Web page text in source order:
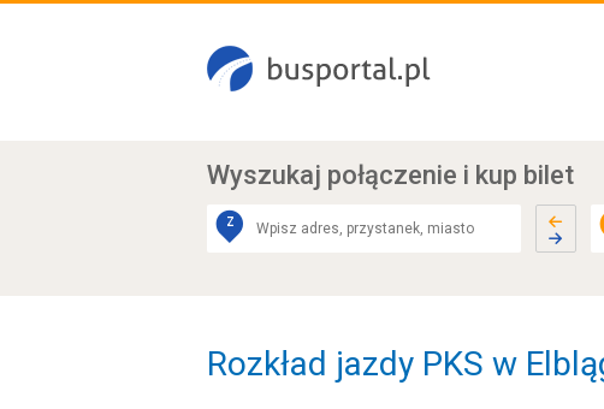
Wyszukaj połączenie i kup bilet
Z
Rozkład jazdy PKS w